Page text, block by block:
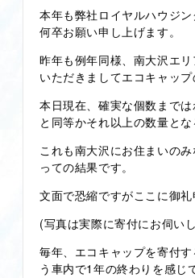
本年も弊社ロイヤルハウジ
何卒お願い申し上げます。
昨年も例年同様、南大沢エ
いただきましてエコキャップ
本日現在、確実な個数まで
と同等かそれ以上の数量と
これも南大沢にお住まいの
っての結果です。
文面で恐縮ですがここに御礼
(写真は実際に寄付にお伺い
毎年、エコキャップを寄付
う車内で1年の終わりを感じ